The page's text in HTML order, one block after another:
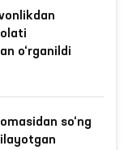
o‘rganildi
so‘ng